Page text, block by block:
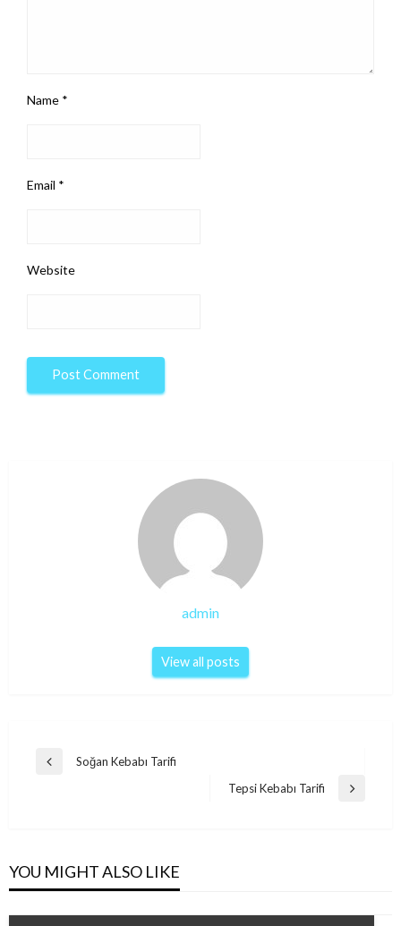
Name *
Email *
Website
admin
View all posts
Post
Previous
Soğan Kebabı Tarifi
Next
Tepsi Kebabı Tarifi
YOU MIGHT ALSO LIKE